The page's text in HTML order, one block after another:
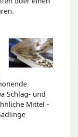
Schlag- und
Mittel -